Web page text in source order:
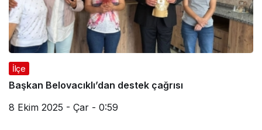
İlçe
Başkan Belovacıklı’dan destek çağrısı
8 Ekim 2025 - Çar - 0:59